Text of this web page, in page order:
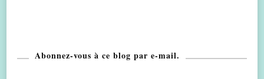
Abonnez-vous à ce blog par e-mail.